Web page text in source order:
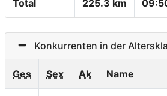
Total 225.3 km
Konkurrenten in der
Ges Sex Ak Name